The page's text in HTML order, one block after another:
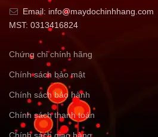
Email: info@maydochinhhang.com
MST: 0313416824
Chứng chỉ chính hãng
Chính sách bảo mật
Chính sách bảo hành
Chính sách thanh toán
Chính sách giao hàng